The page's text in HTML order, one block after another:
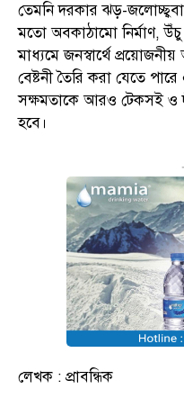
তেমনি দরকার ঝড়-
মতো অবকাঠামো নির্মাণ, উঁচু
মাধ্যমে জনস্বার্থে
বেষ্টনী তৈরি করা যেতে
সক্ষমতাকে আরও টেকসই ও
হবে।
লেখক : প্রাবন্ধিক